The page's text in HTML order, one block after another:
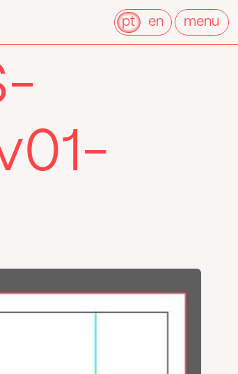
pt en menu